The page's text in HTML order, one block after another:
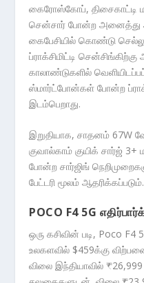
கைரோஸ்கோப், திசைகாட்டி
சென்சார் போன்ற அனைத்து
கைபேசியில் கொண்டு
ப்ராக்சிமிட்டி
காலாண்டுகளில்
ஸ்மார்ட்போன்கள் போன்ற
இடம்பெறாது.
இறுதியாக, சாதனம் 67W
குவால்காம் குயிக் சார்ஜ் 3+
போன்ற சார்ஜிங்
பேட்டரி மூலம் ஆதரிக்கப்படும்.
POCO F4 5G
ஒரு கசிவின் படி, Poco F4
உலகளவில் $459க்கு
விலை இந்தியாவில் ₹26,999